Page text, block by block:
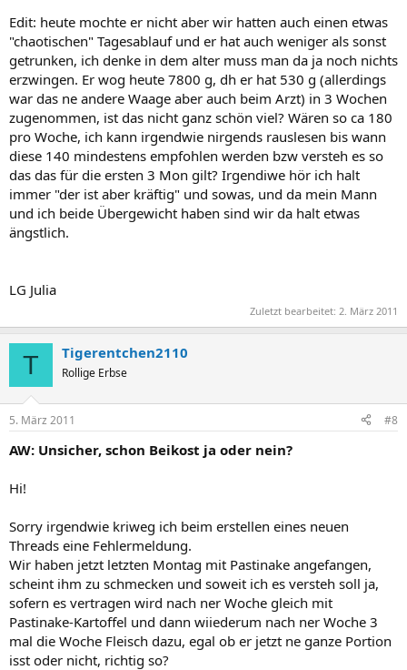
Edit: heute mochte er nicht aber wir hatten auch einen etwas
"chaotischen" Tagesablauf und er hat auch weniger als sonst
getrunken, ich denke in dem alter muss man da ja noch nichts
erzwingen. Er wog heute 7800 g, dh er hat 530 g (allerdings
war das ne andere Waage aber auch beim Arzt) in 3 Wochen
zugenommen, ist das nicht ganz schön viel? Wären so ca 180
pro Woche, ich kann irgendwie nirgends rauslesen bis wann
diese 140 mindestens empfohlen werden bzw versteh es so
das das für die ersten 3 Mon gilt? Irgendiwe hör ich halt
immer "der ist aber kräftig" und sowas, und da mein Mann
und ich beide Übergewicht haben sind wir da halt etwas
ängstlich.
LG Julia
Zuletzt bearbeitet: 2. März 2011
T Tigerentchen2110
Rollige Erbse
5. März 2011 #8
AW: Unsicher, schon Beikost ja oder nein?
Hi!
Sorry irgendwie kriweg ich beim erstellen eines neuen
Threads eine Fehlermeldung.
Wir haben jetzt letzten Montag mit Pastinake angefangen,
scheint ihm zu schmecken und soweit ich es versteh soll ja,
sofern es vertragen wird nach ner Woche gleich mit
Pastinake-Kartoffel und dann wiiederum nach ner Woche 3
mal die Woche Fleisch dazu, egal ob er jetzt ne ganze Portion
isst oder nicht, richtig so?